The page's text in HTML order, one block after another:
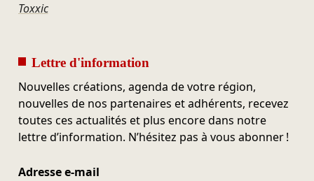
Toxxic
Lettre d'information
Nouvelles créations, agenda de votre région,
nouvelles de nos partenaires et adhérents, recevez
toutes ces actualités et plus encore dans notre
lettre d’information. N’hésitez pas à vous abonner !
Adresse e-mail